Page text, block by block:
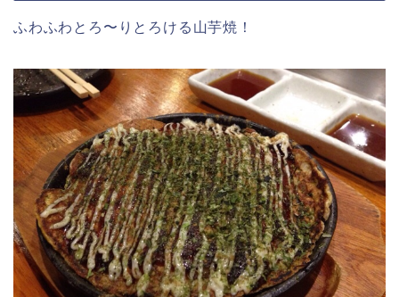
ふわふわとろ〜りとろける山芋焼！